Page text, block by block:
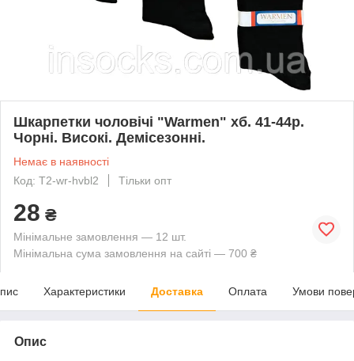
Шкарпетки чоловічі "Warmen" хб. 41-44р.
Чорні. Високі. Демісезонні.
Немає в наявності
Код: T2-wr-hvbl2
Тільки опт
28 ₴
Мінімальне замовлення — 12 шт.
Мінімальна сума замовлення на сайті — 700 ₴
Характеристики Доставка Оплата Умови
Опис